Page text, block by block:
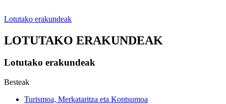
Lotutako erakundeak
LOTUTAKO ERAKUNDEAK
Lotutako erakundeak
Besteak
Turismoa, Merkataritza eta Kontsumoa